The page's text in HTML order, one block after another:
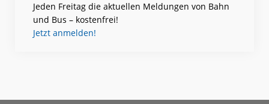
Jeden Freitag die aktuellen Meldungen von Bahn
und Bus – kostenfrei!
Jetzt anmelden!